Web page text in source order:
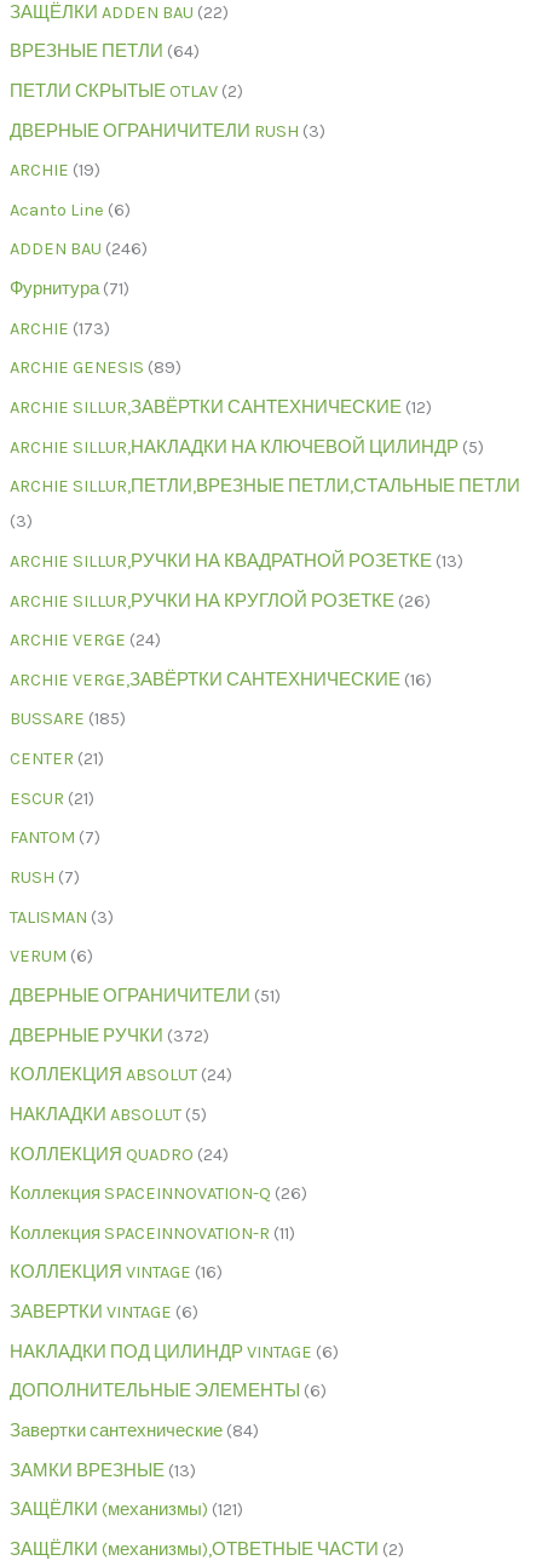
ЗАЩЁЛКИ ADDEN BAU 22
ВРЕЗНЫЕ ПЕТЛИ 64
ПЕТЛИ СКРЫТЫЕ OTLAV 2
ДВЕРНЫЕ ОГРАНИЧИТЕЛИ RUSH 3
ARCHIE 19
Acanto Line 6
ADDEN BAU 246
Фурнитура 71
ARCHIE 173
ARCHIE GENESIS 89
ARCHIE SILLUR,ЗАВЁРТКИ САНТЕХНИЧЕСКИЕ 12
ARCHIE SILLUR,НАКЛАДКИ НА КЛЮЧЕВОЙ ЦИЛИНДР 5
ARCHIE SILLUR,ПЕТЛИ,ВРЕЗНЫЕ ПЕТЛИ,СТАЛЬНЫЕ ПЕТЛИ
3
ARCHIE SILLUR,РУЧКИ НА КВАДРАТНОЙ РОЗЕТКЕ 13
ARCHIE SILLUR,РУЧКИ НА КРУГЛОЙ РОЗЕТКЕ 26
ARCHIE VERGE 24
ARCHIE VERGE,ЗАВЁРТКИ САНТЕХНИЧЕСКИЕ 16
BUSSARE 185
CENTER 21
ESCUR 21
FANTOM 7
RUSH 7
TALISMAN 3
VERUM 6
ДВЕРНЫЕ ОГРАНИЧИТЕЛИ 51
ДВЕРНЫЕ РУЧКИ 372
КОЛЛЕКЦИЯ ABSOLUT 24
НАКЛАДКИ ABSOLUT 5
КОЛЛЕКЦИЯ QUADRO 24
Коллекция SPACEINNOVATION-Q 26
Коллекция SPACEINNOVATION-R 11
КОЛЛЕКЦИЯ VINTAGE 16
ЗАВЕРТКИ VINTAGE 6
НАКЛАДКИ ПОД ЦИЛИНДР VINTAGE 6
ДОПОЛНИТЕЛЬНЫЕ ЭЛЕМЕНТЫ
6
Завертки сантехнические 84
ЗАМКИ ВРЕЗНЫЕ 13
ЗАЩЁЛКИ (механизмы) 121
ЗАЩЁЛКИ (механизмы),ОТВЕТНЫЕ ЧАСТИ 2